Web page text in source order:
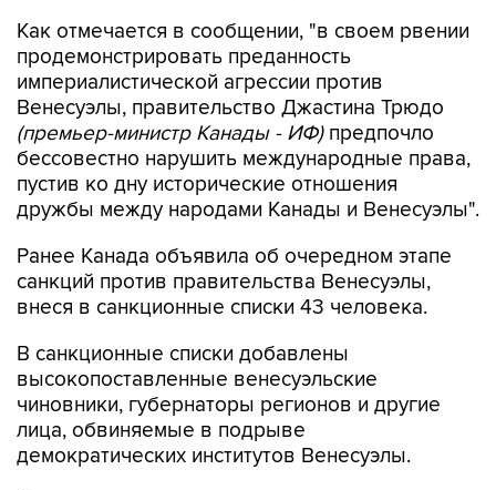
Как отмечается в сообщении, "в своем рвении
продемонстрировать преданность
империалистической агрессии против
Венесуэлы, правительство Джастина Трюдо
(премьер-министр Канады - ИФ) предпочло
бессовестно нарушить международные права,
пустив ко дну исторические отношения
дружбы между народами Канады и Венесуэлы".
Ранее Канада объявила об очередном этапе
санкций против правительства Венесуэлы,
внеся в санкционные списки 43 человека.
В санкционные списки добавлены
высокопоставленные венесуэльские
чиновники, губернаторы регионов и другие
лица, обвиняемые в подрыве
демократических институтов Венесуэлы.